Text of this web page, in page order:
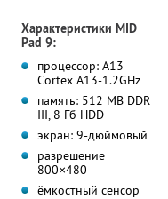
Характеристики MID
Pad 9:
процессор: A13
Cortex A13-1.2GHz
память: 512 MB DDR
III, 8 Гб HDD
экран: 9-дюймовый
разрешение
800×480
ёмкостный сенсор